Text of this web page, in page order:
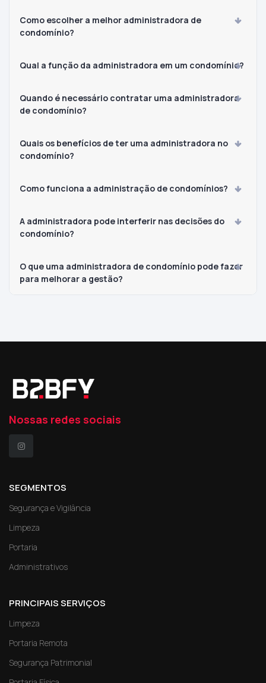
Como escolher a melhor administradora de
condomínio?
Qual a função da administradora em um condomínio?
Quando é necessário contratar uma administradora
de condomínio?
Quais os benefícios de ter uma administradora no
condomínio?
Como funciona a administração de condomínios?
A administradora pode interferir nas decisões do
condomínio?
O que uma administradora de condomínio pode fazer
para melhorar a gestão?
Nossas redes sociais
SEGMENTOS
Segurança e Vigilância
Limpeza
Portaria
Administrativos
PRINCIPAIS SERVIÇOS
Limpeza
Portaria Remota
Segurança Patrimonial